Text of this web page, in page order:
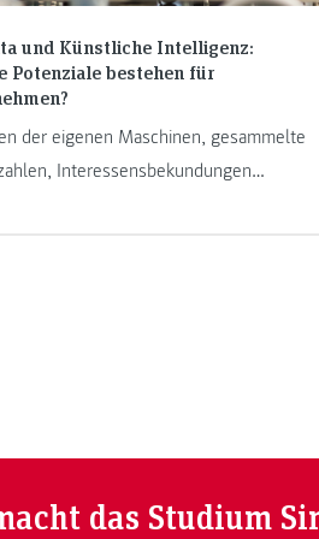
und Künstliche Intelligenz:
Potenziale bestehen für
der eigenen Maschinen, gesammelte
Interessensbekundungen
das Studium